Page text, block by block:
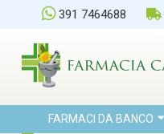
391 7464688
FARMACI DA BANCO